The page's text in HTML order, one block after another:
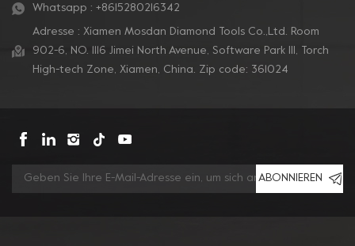
Bodenmaschine zu
passen.
passen.
Whatsapp : +8615280216342
Adresse : Xiamen Mosdan Diamond Tools Co.,Ltd. Room
902-6, NO. 1116 Jimei North Avenue, Software Park Ill, Torch
High-tech Zone, Xiamen, China. Zip code: 361024
ABONNIEREN